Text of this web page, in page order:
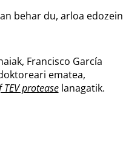
behar du, arloa edozein
Francisco García
ematea,
proteaselanagatik.